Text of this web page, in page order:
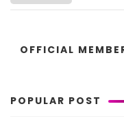
OFFICIAL
POPULAR POST